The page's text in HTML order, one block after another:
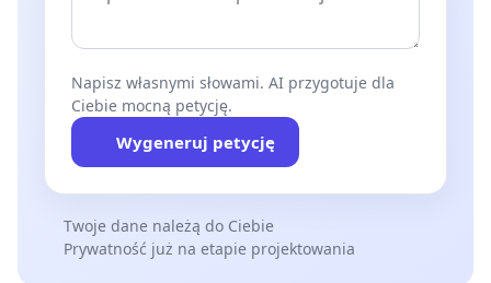
Napisz własnymi słowami. AI przygotuje dla
Ciebie mocną petycję.
Wygeneruj petycję
Twoje dane należą do Ciebie
Prywatność już na etapie projektowania